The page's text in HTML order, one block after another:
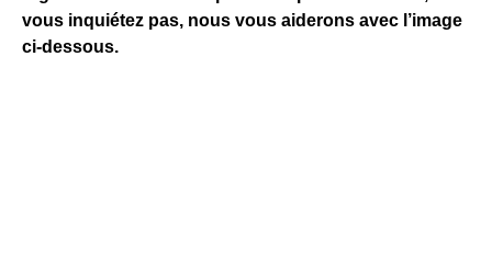
vous inquiétez pas, nous vous aiderons avec l’image
ci-dessous.